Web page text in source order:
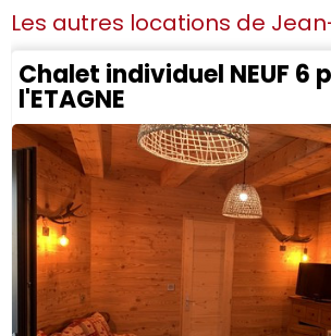
Les autres locations de
Chalet individuel NEUF 6
l'ETAGNE